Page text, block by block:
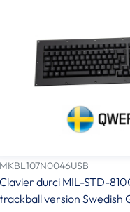
MKBL107N0046USB
Clavier durci MIL-STD-
trackball version Swedish